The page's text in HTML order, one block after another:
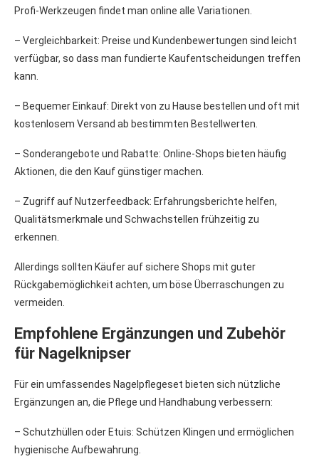
Profi-Werkzeugen findet man online alle Variationen.
– Vergleichbarkeit: Preise und Kundenbewertungen sind leicht
verfügbar, so dass man fundierte Kaufentscheidungen treffen
kann.
– Bequemer Einkauf: Direkt von zu Hause bestellen und oft mit
kostenlosem Versand ab bestimmten Bestellwerten.
– Sonderangebote und Rabatte: Online-Shops bieten häufig
Aktionen, die den Kauf günstiger machen.
– Zugriff auf Nutzerfeedback: Erfahrungsberichte helfen,
Qualitätsmerkmale und Schwachstellen frühzeitig zu
erkennen.
Allerdings sollten Käufer auf sichere Shops mit guter
Rückgabemöglichkeit achten, um böse Überraschungen zu
vermeiden.
Empfohlene Ergänzungen und Zubehör
für Nagelknipser
Für ein umfassendes Nagelpflegeset bieten sich nützliche
Ergänzungen an, die Pflege und Handhabung verbessern:
– Schutzhüllen oder Etuis: Schützen Klingen und ermöglichen
hygienische Aufbewahrung.